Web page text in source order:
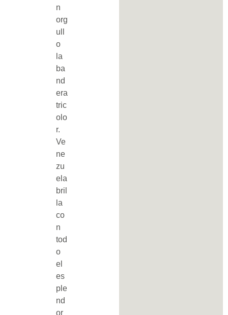
n
org
ull
o
la
ba
nd
era
tric
olo
r.
Ve
ne
zu
ela
bril
la
co
n
tod
o
el
es
ple
nd
or